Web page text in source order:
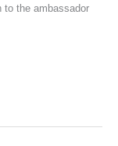
to the ambassador